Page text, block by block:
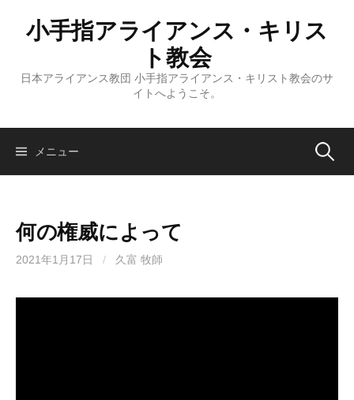
ス
小手指アライアンス・キリス
ト教会
日本アライアンス教団 小手指アライアンス・キリスト教会のサ
イトへようこそ。
メニュー 検
何の権威によって
2021年1月17日 / 久富 牧師